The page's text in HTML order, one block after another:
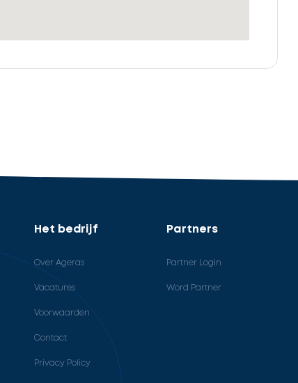
Het bedrijf
Over Ageras
Vacatures
Voorwaarden
Contact
Privacy Policy
Partners
Partner Login
Word Partner